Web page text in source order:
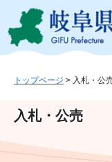
ジ
ュ
文
トップページ > 入札・公
入札・公売